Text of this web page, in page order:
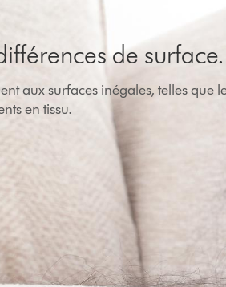
de surface.
aux surfaces inégales, telles que
en tissu.